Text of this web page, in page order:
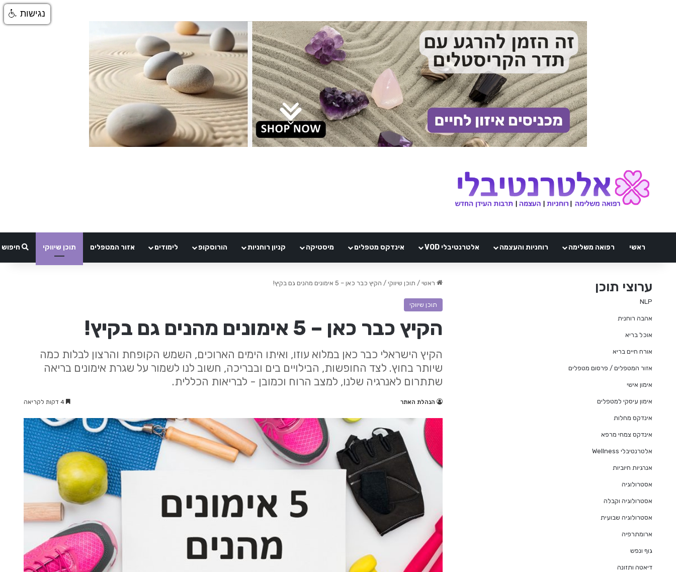
ראשי רפואה משלימה רוחניות והעצמה אלטרנטיבלי VOD אינדקס מטפלים מיסטיקה קניון רוחניות הורוסקופ לימודים אזור המטפלים תוכן שיווקי חיפוש
ראשי / תוכן שיווקי / הקיץ כבר כאן – 5 אימונים מהנים גם בקיץ!
תוכן שיווקי
הקיץ כבר כאן – 5 אימונים מהנים גם בקיץ!
הקיץ הישראלי כבר כאן במלוא עוזו, ואיתו הימים הארוכים, השמש הקופחת והרצון לבלות כמה
שיותר בחוץ. לצד החופשות, הבילויים בים ובבריכה, חשוב לנו לשמור על שגרת אימונים בריאה
שתתרום לאנרגיה שלנו, למצב הרוח וכמובן - לבריאות הכללית.
הנהלת האתר
ערוצי תוכן
NLP
אהבה רוחנית
אוכל בריא
אורח חיים בריא
אזור המטפלים / פרסום מטפלים
אימון אישי
אימון עיסקי למטפלים
אינדקס מחלות
אינדקס צמחי מרפא
אלטרנטיבלי Wellness
אנרגיות חיוביות
אסטרולוגיה
אסטרולוגיה וקבלה
אסטרולוגיה שבועית
ארומתרפיה
גוף ונפש
דיאטה ותזונה
נגישות